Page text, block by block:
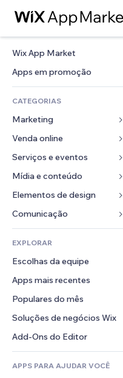
Wix App Market
Apps em promoção
CATEGORIAS
Marketing
Anúncios
Mobile
Análises
Listas do site
Email
Venda online
Apps para lojas
Frete e entrega
Botões de venda
Contabilidade
Cupons e fidelidade
Soluções de armazenamento
Serviços e eventos
Hotéis
Eventos
Restaurantes
Imobiliária
Meus agendamentos
Mídia e conteúdo
Galeria
Músicas
Podcasts
Fotografia
Vídeo
PDF
Compartilhamento de arquivos
Notícias
Elementos de design
Mapas e navegação
Privacidade e segurança
Relógio
Templates de página
Efeitos de imagem
Botões e menus
Banners e selos
Calculadoras
Busca
Previsão do tempo
Formulários
Enquetes
Chat
Comentários
Telefone
Comunidade
Avaliações e depoimentos
CRM
EXPLORAR
Escolhas da equipe
Apps mais recentes
Populares do mês
Soluções de negócios Wix
Add-Ons do Editor
APPS PARA AJUDAR VOCÊ